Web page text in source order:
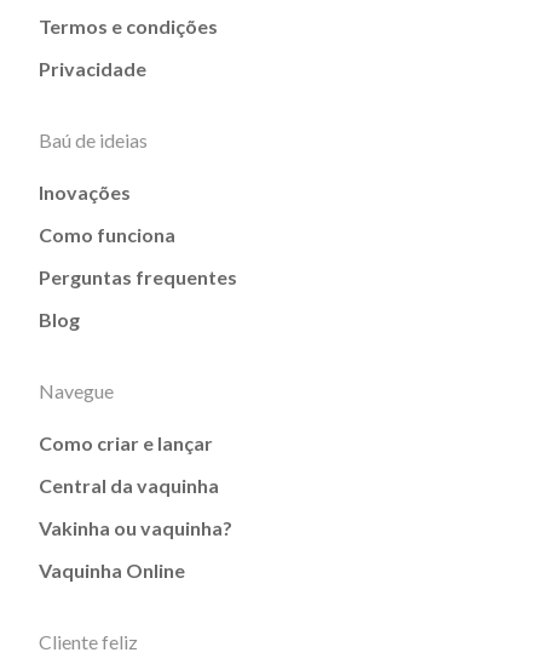
Termos e condições
Privacidade
Baú de ideias
Inovações
Como funciona
Perguntas frequentes
Blog
Navegue
Como criar e lançar
Central da vaquinha
Vakinha ou vaquinha?
Vaquinha Online
Cliente feliz